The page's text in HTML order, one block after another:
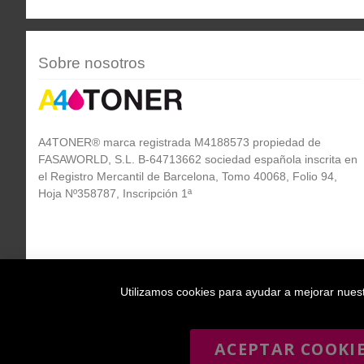
Sobre nosotros
A4TONER® marca registrada M4188573 propiedad de
FASAWORLD, S.L. B-64713662 sociedad española inscrita en
el Registro Mercantil de Barcelona, Tomo 40068, Folio 94,
Hoja Nº358787, Inscripción 1ª
Utilizamos cookies para ayudar a mejorar
ACEPTAR